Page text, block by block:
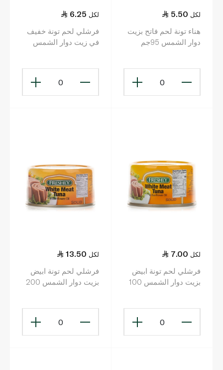
5.50 لكل
هناء تونة لحم فاتح بزيت
دوار الشمس 95جم
0
6.25 لكل
فرشلي لحم تونة خفيف
في زيت دوار الشمس
0
7.00 لكل
فرشلي لحم تونة ابيض
بزيت دوار الشمس 100
0
13.50 لكل
فرشلي لحم تونة ابيض
بزيت دوار الشمس 200
0